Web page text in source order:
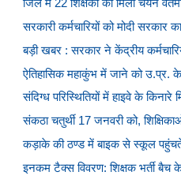
जिले में 22 शिक्षकों को मिला चयन
सरकारी कर्मचारियों को मोदी सरकार
बड़ी खबर : सरकार ने केंद्रीय
ऐतिहासिक महाकुंभ में जाने को उ.प्र.
संदिग्ध परिस्थितियों में हाइवे के किनारे
संकठा चतुर्थी 17 जनवरी को,
कड़ाके की ठण्ड में बाइक से स्कूल पहुंचते
इनकम टैक्स विवरण: शिक्षक भर्ती बैच